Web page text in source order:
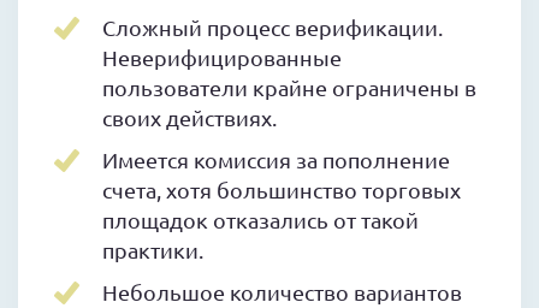
Сложный процесс верификации.
Неверифицированные
пользователи крайне ограничены в
своих действиях.
Имеется комиссия за пополнение
счета, хотя большинство торговых
площадок отказались от такой
практики.
Небольшое количество вариантов